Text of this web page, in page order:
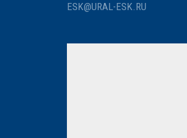
ESK@URAL-ESK.RU